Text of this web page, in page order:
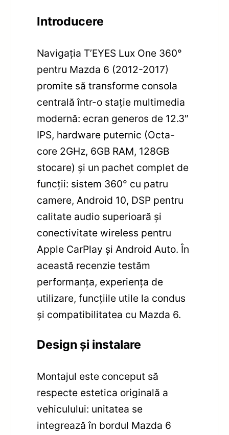
Introducere
Navigația T’EYES Lux One 360°
pentru Mazda 6 (2012-2017)
promite să transforme consola
centrală într-o stație multimedia
modernă: ecran generos de 12.3″
IPS, hardware puternic (Octa-
core 2GHz, 6GB RAM, 128GB
stocare) și un pachet complet de
funcții: sistem 360° cu patru
camere, Android 10, DSP pentru
calitate audio superioară și
conectivitate wireless pentru
Apple CarPlay și Android Auto. În
această recenzie testăm
performanța, experiența de
utilizare, funcțiile utile la condus
și compatibilitatea cu Mazda 6.
Design și instalare
Montajul este conceput să
respecte estetica originală a
vehiculului: unitatea se
integrează în bordul Mazda 6